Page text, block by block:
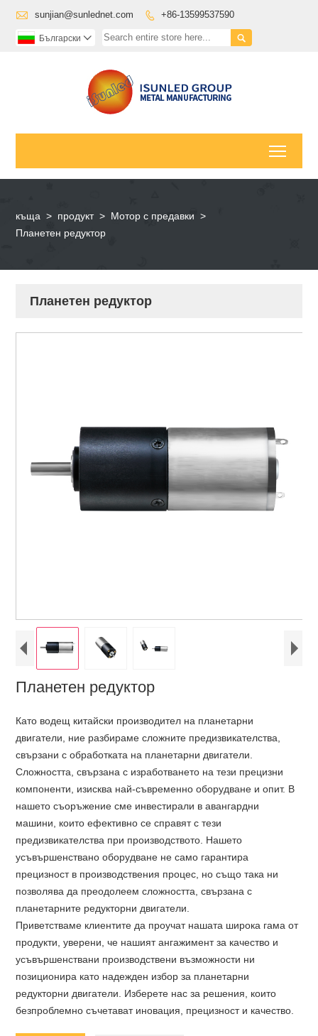
 sunjian@sunlednet.com  +86-13599537590

Български 
къща > продукт > Мотор с предавки >
Планетен редуктор
Планетен редуктор
Планетен редуктор
Като водещ китайски производител на планетарни
двигатели, ние разбираме сложните предизвикателства,
свързани с обработката на планетарни двигатели.
Сложността, свързана с изработването на тези прецизни
компоненти, изисква най-съвременно оборудване и опит. В
нашето съоръжение сме инвестирали в авангардни
машини, които ефективно се справят с тези
предизвикателства при производството. Нашето
усъвършенствано оборудване не само гарантира
прецизност в производствения процес, но също така ни
позволява да преодолеем сложността, свързана с
планетарните редукторни двигатели.
Приветстваме клиентите да проучат нашата широка гама от
продукти, уверени, че нашият ангажимент за качество и
усъвършенствани производствени възможности ни
позиционира като надежден избор за планетарни
редукторни двигатели. Изберете нас за решения, които
безпроблемно съчетават иновация, прецизност и качество.